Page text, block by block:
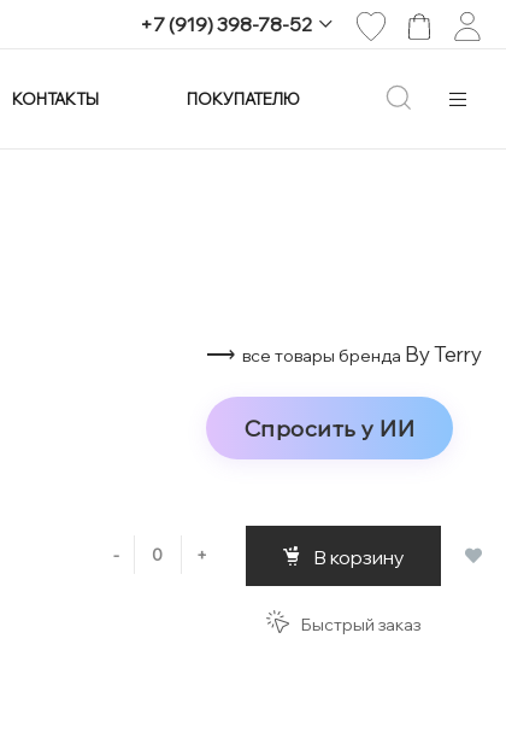
+7 (919) 398-78-52
+7 (919) 398-78-52
КОНТАКТЫ ПОКУПАТЕЛЮ
⟶ все товары бренда By Terry
Спросить у ИИ
- + В корзину
Быстрый заказ